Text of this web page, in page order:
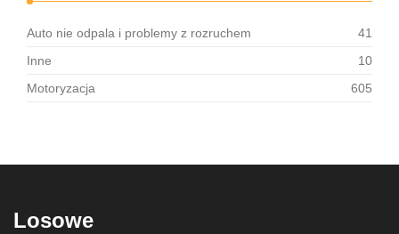
Auto nie odpala i problemy z rozruchem
41
Inne
10
Motoryzacja
605
Losowe